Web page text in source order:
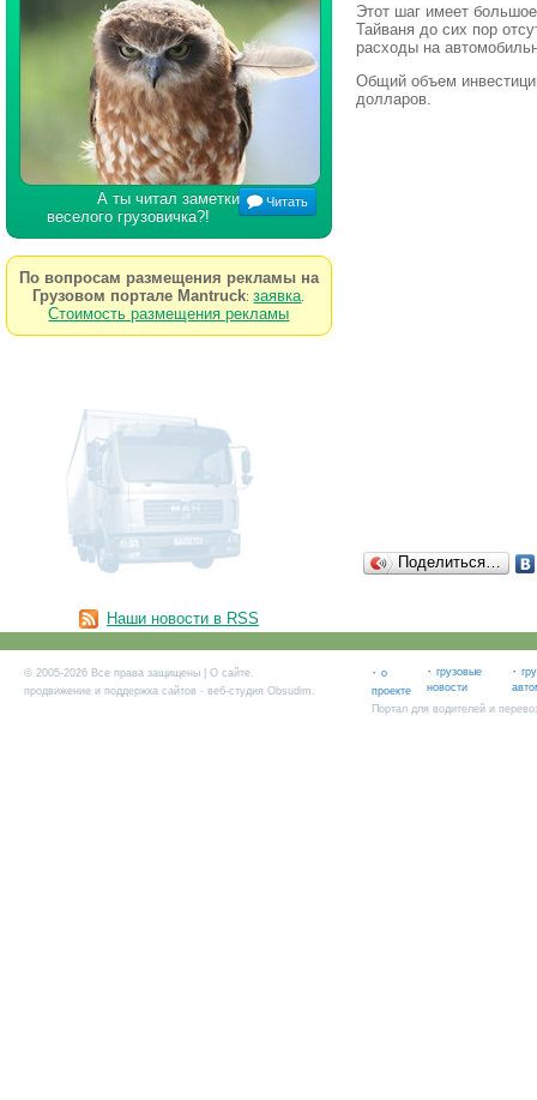
А ты читал заметки
веселого грузовичка?!
Читать
По вопросам размещения рекламы на
Грузовом портале Mantruck:заявка
Стоимость размещения рекламы
Наши новости в RSS
Этот шаг имеет
Тайваня до сих пор
расходы на
Общий объем
долларов.
Поделиться…
© 2005-2026 Все права защищены | О сайте.
продвижение и поддержка сайтов - веб-студия Obsudim.
· о
проекте
· грузовые
новости
·
Портал для водителей и